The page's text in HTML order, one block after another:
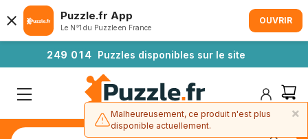
249 01 4 Puzzles disponibles sur le site
Puzzle.fr App
Le N°1 du Puzzle en France
OUVRIR
×
Malheureusement, ce produit n'est plus
disponible actuellement.